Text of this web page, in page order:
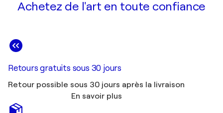
Achetez de l'art en toute confiance
Retours gratuits sous 30 jours
Retour possible sous 30 jours après la livraison
En savoir plus